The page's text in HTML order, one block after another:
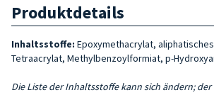
Produktdetails
Inhaltsstoffe: Epoxymethacrylat,
Tetraacrylat, Methylbenzoylformiat, p-
Die Liste der Inhaltsstoffe kann sich ändern;